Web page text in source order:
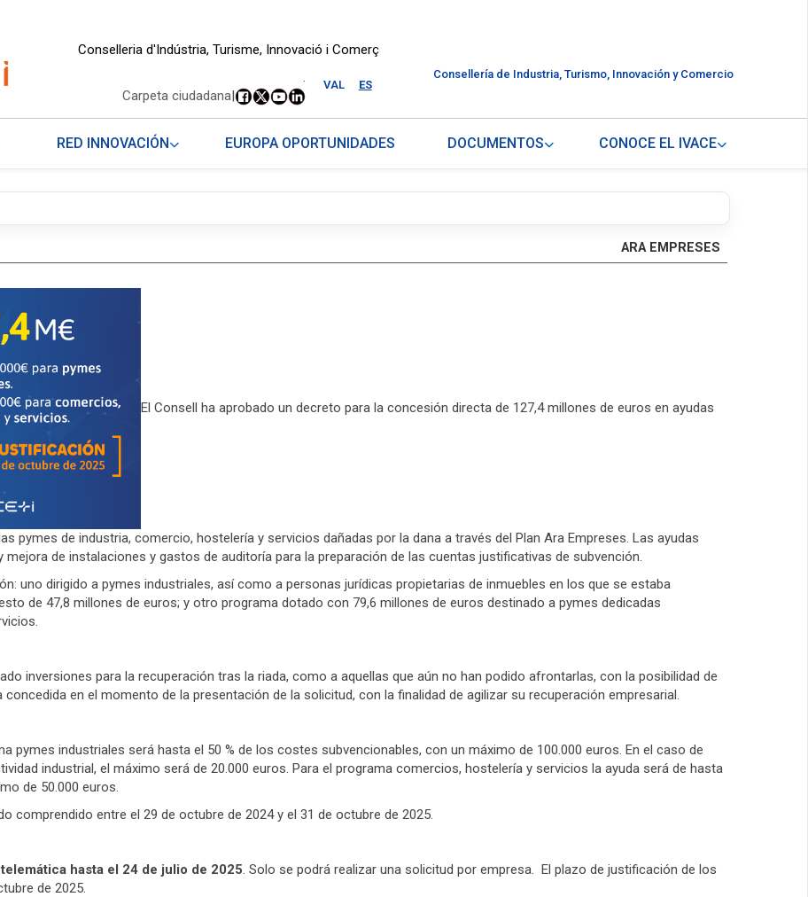
Conselleria d'Indústria, Turisme, Innovació i Comerç
VAL ES
.
Carpeta ciudadana|
Consellería de Industria, Turismo, Innovación y Comercio
RED INNOVACIÓN EUROPA OPORTUNIDADES DOCUMENTOS CONOCE EL IVACE
ARA EMPRESES
El Consell ha aprobado un decreto para la concesión directa de 127,4 millones de euros en ayudas
pymes de industria, comercio, hostelería y servicios dañadas por la dana a través del Plan Ara Empreses. Las ayudas
de instalaciones y gastos de auditoría para la preparación de las cuentas justificativas de subvención.
uno dirigido a pymes industriales, así como a personas jurídicas propietarias de inmuebles en los que se estaba
de 47,8 millones de euros; y otro programa dotado con 79,6 millones de euros destinado a pymes dedicadas
inversiones para la recuperación tras la riada, como a aquellas que aún no han podido afrontarlas, con la posibilidad de
en el momento de la presentación de la solicitud, con la finalidad de agilizar su recuperación empresarial.
pymes industriales será hasta el 50 % de los costes subvencionables, con un máximo de 100.000 euros. En el caso de
industrial, el máximo será de 20.000 euros. Para el programa comercios, hostelería y servicios la ayuda será de hasta
de 50.000 euros.
comprendido entre el 29 de octubre de 2024 y el 31 de octubre de 2025.
hasta el 24 de julio de 2025. Solo se podrá realizar una solicitud por empresa. El plazo de justificación de los
de 2025.